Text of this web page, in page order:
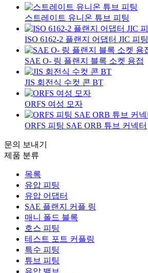
스트레이트 유니온 튜브 피팅
ISO 6162-2 플랜지 어댑터 JIC 피팅
SAE O- 링 플랜지 블록 소켓 용접
JIS 회전식 수컷 콘 BT
ORFS 여성 모자
ORFS 피팅 SAE ORB 튜브 커넥터
문의 보내기
제품 분류
목록
유압 피팅
유압 어댑터
SAE 플랜지 커플 링
매니 폴드 블록
호스 피팅
테스트 포트 커플링
특수 피팅
튜브 피팅
유압 밸브